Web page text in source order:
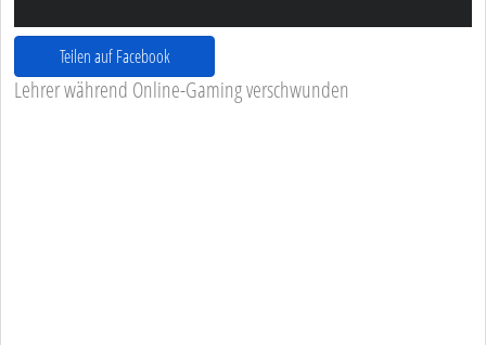
Teilen auf Facebook
Lehrer während Online-Gaming verschwunden